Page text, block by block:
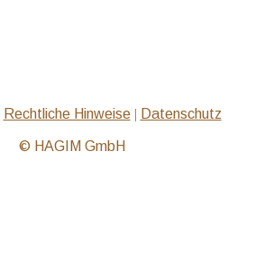
Rechtliche Hinweise| Datenschutz
© HAGIM GmbH